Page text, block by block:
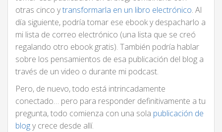
otras cinco ytransformarla en un libro electrónico. Al
día siguiente, podría tomar ese ebook y despacharlo a
mi lista de correo electrónico (una lista que se creó
regalando otro ebook gratis). También podría hablar
sobre los pensamientos de esa publicación del blog a
través de un video o durante mi podcast.
Pero, de nuevo, todo está intrincadamente
conectado… pero para responder definitivamente a tu
pregunta, todo comienza con una sola publicación de
blogy crece desde allí.